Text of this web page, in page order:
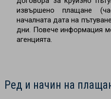
извършено плащане
началната дата на
дни. Повече информация
агенцията.
Ред и начин на